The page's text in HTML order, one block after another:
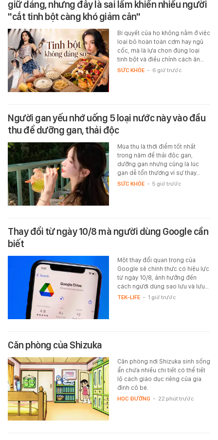
giữ dáng, nhưng đây là sai lầm khiến nhiều người
"cắt tinh bột càng khó giảm cân"
Bí quyết của họ không nằm ở việc
loại bỏ hoàn toàn cơm hay ngũ
cốc, mà là lựa chọn đúng loại
tinh bột và điều chỉnh cách ăn…
SỨC KHỎE - 6 giờ trước
Người gan yếu nhớ uống 5 loại nước này vào đầu
thu để dưỡng gan, thải độc
Mùa thu là thời điểm tốt nhất
trong năm để thải độc gan,
dưỡng gan nhưng cũng là lúc
gan dễ tổn thương vì sự thay…
SỨC KHỎE - 5 giờ trước
Thay đổi từ ngày 10/8 mà người dùng Google cần
biết
Một thay đổi quan trọng của
Google sẽ chính thức có hiệu lực
từ ngày 10/8, ảnh hưởng đến
cách người dùng sao lưu và lưu…
TEK-LIFE - 1 giờ trước
Căn phòng của Shizuka
Căn phòng nơi Shizuka sinh sống
ẩn chứa nhiều chi tiết có thể tiết
lộ cách giáo dục riêng của gia
đình cô bé.
HỌC ĐƯỜNG - 22 phút trước